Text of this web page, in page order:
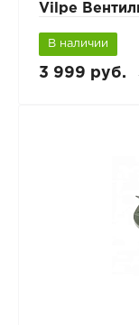
Vilpe
В наличии
3 999 руб.